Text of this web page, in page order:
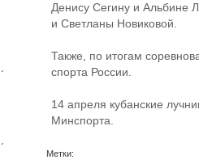
Денису Сегину и Альбине
и Светланы Новиковой.
Также, по итогам
спорта России.
14 апреля кубанские
Минспорта.
Метки: